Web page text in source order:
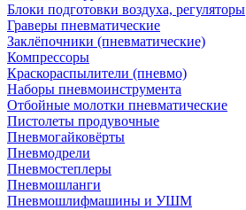
Блоки подготовки воздуха, регуляторы
Граверы пневматические
Заклёпочники (пневматические)
Компрессоры
Краскораспылители (пневмо)
Наборы пневмоинструмента
Отбойные молотки пневматические
Пистолеты продувочные
Пневмогайковёрты
Пневмодрели
Пневмостеплеры
Пневмошланги
Пневмошлифмашины и УШМ